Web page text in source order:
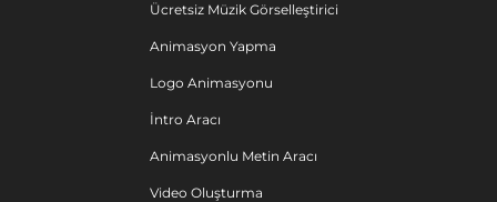
Ücretsiz Müzik Görselleştirici
Animasyon Yapma
Logo Animasyonu
İntro Aracı
Animasyonlu Metin Aracı
Video Oluşturma